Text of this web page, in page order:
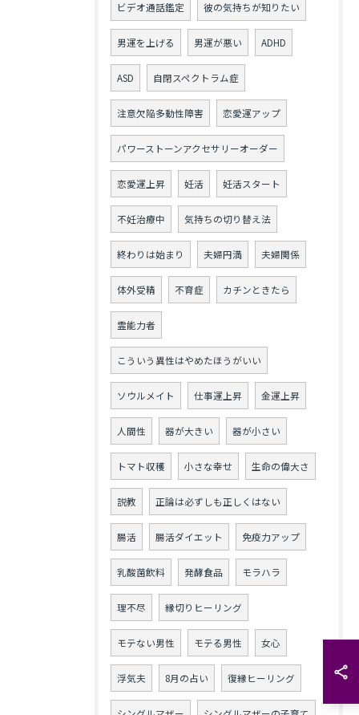
ビデオ通話鑑定 彼の気持ちが知りたい
男運を上げる 男運が悪い ADHD
ASD 自閉スペクトラム症
注意欠陥多動性障害 恋愛運アップ
パワーストーンアクセサリーオーダー
恋愛運上昇 妊活 妊活スタート
不妊治療中 気持ちの切り替え法
終わりは始まり 夫婦円満 夫婦関係
体外受精 不育症 カチンときたら
霊能力者
こういう異性はやめたほうがいい
ソウルメイト 仕事運上昇 金運上昇
人間性 器が大きい 器が小さい
トマト収穫 小さな幸せ 生命の偉大さ
説教 正論は必ずしも正しくはない
腸活 腸活ダイエット 免疫力アップ
乳酸菌飲料 発酵食品 モラハラ
理不尽 縁切りヒーリング
モテない男性 モテる男性 女心
浮気夫 8月の占い 復縁ヒーリング